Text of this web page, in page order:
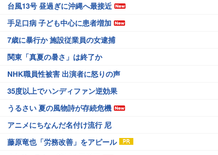
台風13号 昼過ぎに沖縄へ最接近
手足口病 子ども中心に患者増加
7歳に暴行か 施設従業員の女逮捕
関東「真夏の暑さ」は終了か
NHK職員性被害 出演者に怒りの声
35度以上でハンディファン逆効果
うるさい 夏の風物詩が存続危機
アニメにちなんだ名付け流行 尼
藤原竜也「労務改善」をアピール